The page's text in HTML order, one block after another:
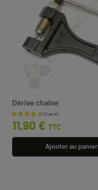
Dérive chaine
Prix
11,90 € TTC
Ajouter au panier